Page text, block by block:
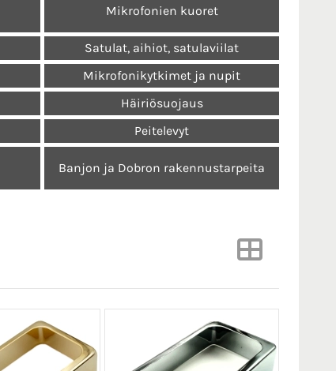
Mikrofonien kuoret
Satulat, aihiot, satulaviilat
Mikrofonikytkimet ja nupit
Häiriösuojaus
Peitelevyt
Banjon ja Dobron rakennustarpeita